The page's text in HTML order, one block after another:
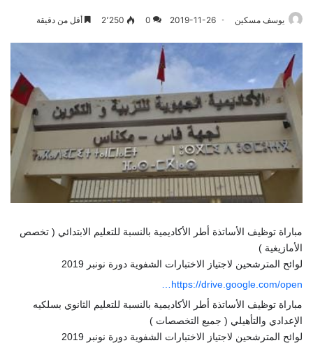
يوسف مسكين 2019-11-26
0 2٬250 أقل من دقيقة
مباراة توظيف الأساتذة أطر الأكاديمية بالنسبة للتعليم الابتدائي ( تخصص
الأمازيغية )
لوائح المترشحين لاجتياز الاختبارات الشفوية دورة نونبر 2019
https://drive.google.com/open…
مباراة توظيف الأساتذة أطر الأكاديمية بالنسبة للتعليم الثانوي بسلكيه
الإعدادي والتأهيلي ( جميع التخصصات )
لوائح المترشحين لاجتياز الاختبارات الشفوية دورة نونبر 2019